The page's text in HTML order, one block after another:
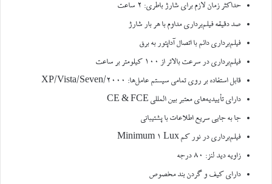
حداکثر زمان لازم برای شارژ باطری: ۲ ساعت
صد دقیقه فیلم‌برداری مداوم با هر بار شارژ
فیلم‌برداری دائم با اتصال آداپتور به برق
فیلم‌برداری در سرعت بالاتر از ۱۰۰ کیلومتر بر ساعت
قابل استفاده بر روی تمامی سیستم عامل‌ها: ۲۰۰۰/XP/Vista/Seven
دارای تأییدیه‌های معتبر بین المللی CE & FCE
جا به جایی سریع اطلاعات با پشتیبانی
فیلم‌برداری در نور کم Minimum 1 Lux
زاویه دید لنز: ۸۰ درجه
دارای کیف و گردن بند مخصوص